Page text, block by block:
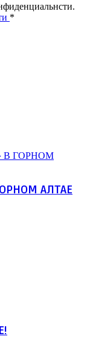
*
АЛТАЕ